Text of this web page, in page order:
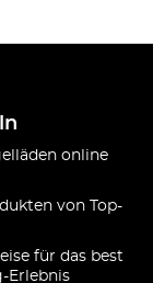
online
von Top-
für das best
Erlebnis